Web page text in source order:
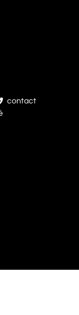
contact